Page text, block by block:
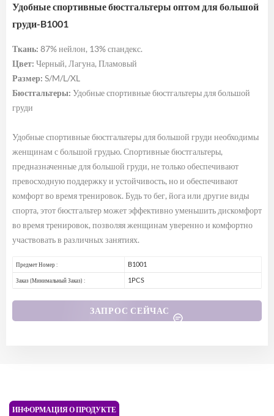
Удобные спортивные бюстгальтеры оптом для большой
груди-B1001
Ткань: 87% нейлон, 13% спандекс.
Цвет: Черный, Лагуна, Пламовый
Размер: S/M/L/XL
Бюстгальтеры: Удобные спортивные бюстгальтеры для большой
груди
Удобные спортивные бюстгальтеры для большой груди необходимы
женщинам с большой грудью. Спортивные бюстгальтеры,
предназначенные для большой груди, не только обеспечивают
превосходную поддержку и устойчивость, но и обеспечивают
комфорт во время тренировок. Будь то бег, йога или другие виды
спорта, этот бюстгальтер может эффективно уменьшить дискомфорт
во время тренировок, позволяя женщинам уверенно и комфортно
участвовать в различных занятиях.
Предмет Номер : B1001
Заказ (Минимальный Заказ) : 1PCS
ЗАПРОС СЕЙЧАС
ИНФОРМАЦИЯ О ПРОДУКТЕ